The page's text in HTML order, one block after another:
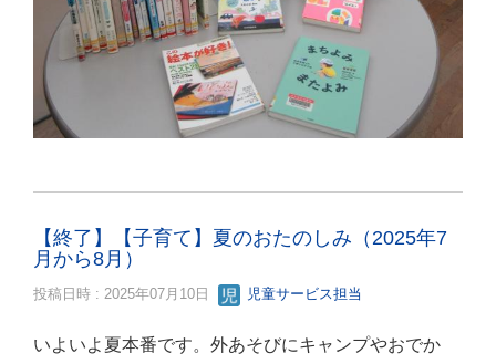
【終了】【子育て】夏のおたのしみ（2025年7
月から8月）
投稿日時 : 2025年07月10日 児童サービス担当
いよいよ夏本番です。外あそびにキャンプやおでか